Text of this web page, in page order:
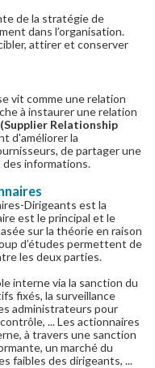
de la stratégie de
dans l’organisation.
attirer et conserver
vit comme une relation
à instaurer une relation
(Supplier Relationship
d'améliorer la
de partager une
informations.
Dirigeants est la
est le principal et le
sur la théorie en raison
d’études permettent de
les deux parties.
interne via la sanction du
fixés, la surveillance
administrateurs pour
... Les actionnaires
à travers une sanction
un marché du
faibles des dirigeants, ...